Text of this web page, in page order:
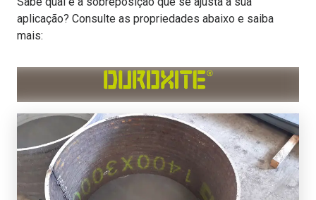
aplicação? Consulte as propriedades abaixo e saiba
mais: